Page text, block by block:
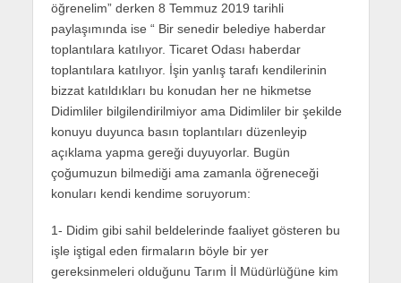
öğrenelim” derken 8 Temmuz 2019 tarihli
paylaşımında ise “ Bir senedir belediye haberdar
toplantılara katılıyor. Ticaret Odası haberdar
toplantılara katılıyor. İşin yanlış tarafı kendilerinin
bizzat katıldıkları bu konudan her ne hikmetse
Didimliler bilgilendirilmiyor ama Didimliler bir şekilde
konuyu duyunca basın toplantıları düzenleyip
açıklama yapma gereği duyuyorlar. Bugün
çoğumuzun bilmediği ama zamanla öğreneceği
konuları kendi kendime soruyorum:
1- Didim gibi sahil beldelerinde faaliyet gösteren bu
işle iştigal eden firmaların böyle bir yer
gereksinmeleri olduğunu Tarım İl Müdürlüğüne kim